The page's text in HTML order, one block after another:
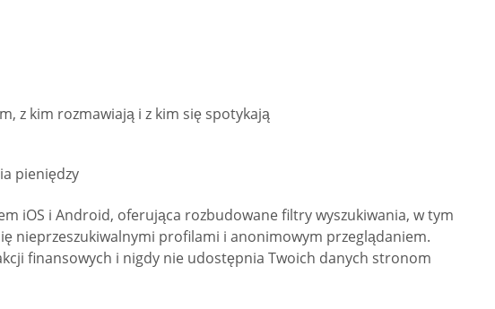
z kim rozmawiają i z kim się spotykają
pieniędzy
iOS i Android, oferująca rozbudowane filtry wyszukiwania, w tym
nieprzeszukiwalnymi profilami i anonimowym przeglądaniem.
finansowych i nigdy nie udostępnia Twoich danych stronom